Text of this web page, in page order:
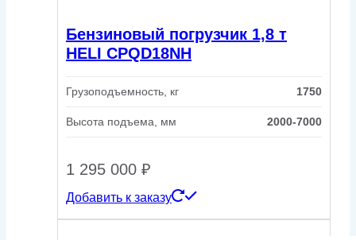
Бензиновый погрузчик 1,8 т
HELI CPQD18NH
Грузоподъемность, кг 1750
Высота подъема, мм 2000-7000
1 295 000 ₽
Добавить к заказу